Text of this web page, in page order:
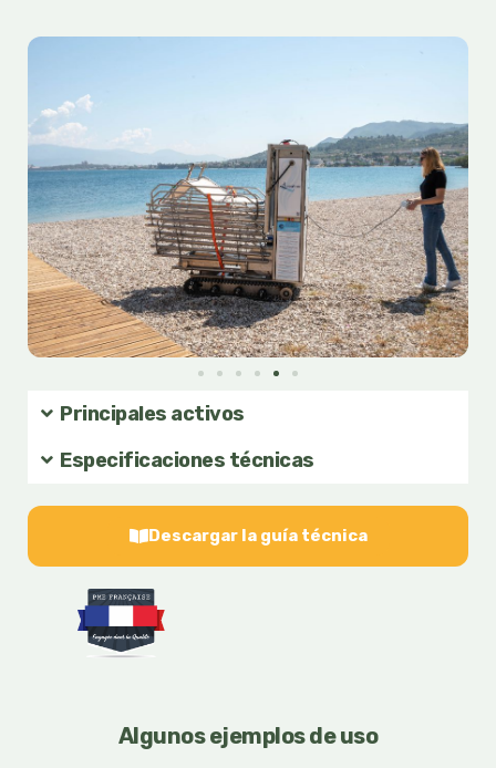
de
Principales activos
Especificaciones técnicas
Descargar la guía técnica
Algunos ejemplos de uso